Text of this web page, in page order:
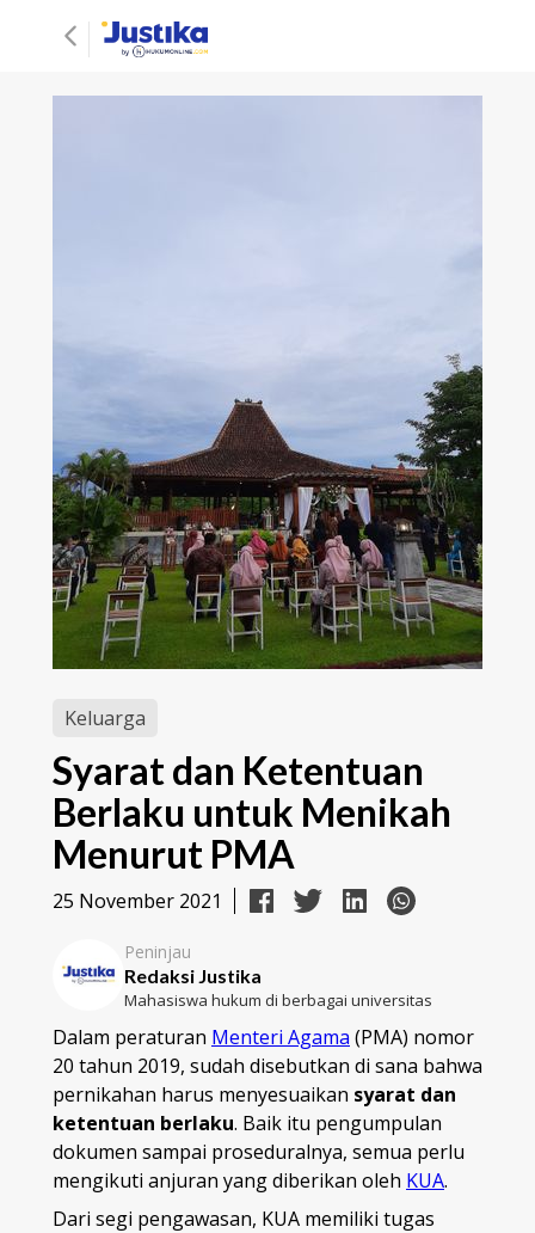
Keluarga
Syarat dan Ketentuan
Berlaku untuk Menikah
Menurut PMA
25 November 2021
Peninjau
Redaksi Justika
Mahasiswa hukum di berbagai universitas
Dalam peraturan Menteri Agama (PMA) nomor
20 tahun 2019, sudah disebutkan di sana bahwa
pernikahan harus menyesuaikan syarat dan
ketentuan berlaku. Baik itu pengumpulan
dokumen sampai proseduralnya, semua perlu
mengikuti anjuran yang diberikan oleh KUA.
Dari segi pengawasan, KUA memiliki tugas